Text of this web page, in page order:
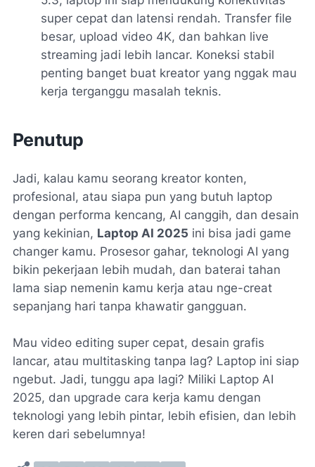
super cepat dan latensi rendah. Transfer file
besar, upload video 4K, dan bahkan live
streaming jadi lebih lancar. Koneksi stabil
penting banget buat kreator yang nggak mau
kerja terganggu masalah teknis.
Penutup
Jadi, kalau kamu seorang kreator konten,
profesional, atau siapa pun yang butuh laptop
dengan performa kencang, AI canggih, dan desain
yang kekinian, Laptop AI 2025 ini bisa jadi game
changer kamu. Prosesor gahar, teknologi AI yang
bikin pekerjaan lebih mudah, dan baterai tahan
lama siap nemenin kamu kerja atau nge-creat
sepanjang hari tanpa khawatir gangguan.
Mau video editing super cepat, desain grafis
lancar, atau multitasking tanpa lag? Laptop ini siap
ngebut. Jadi, tunggu apa lagi? Miliki Laptop AI
2025, dan upgrade cara kerja kamu dengan
teknologi yang lebih pintar, lebih efisien, dan lebih
keren dari sebelumnya!